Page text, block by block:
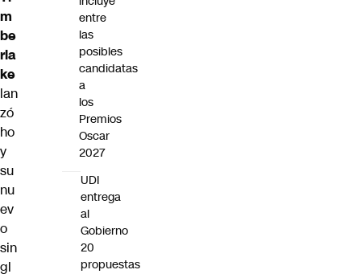
m
be
rla
ke
lan
zó
ho
y
su
nu
ev
o
sin
gl
entre
las
posibles
candidatas
a
los
Premios
Oscar
2027
UDI
entrega
al
Gobierno
20
propuestas